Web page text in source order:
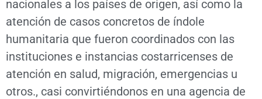
nacionales a los países de origen, así como la
atención de casos concretos de índole
humanitaria que fueron coordinados con las
instituciones e instancias costarricenses de
atención en salud, migración, emergencias u
otros., casi convirtiéndonos en una agencia de